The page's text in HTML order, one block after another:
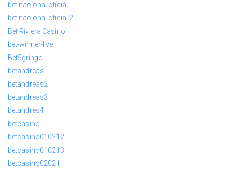
bet nacional oficial
bet nacional oficial 2
Bet Riviera Casino
bet-winner-live
Bet5gringo
betandreas
betandreas2
betandreas3
betandres4
betcasino
betcasino010212
betcasino010213
betcasino02021